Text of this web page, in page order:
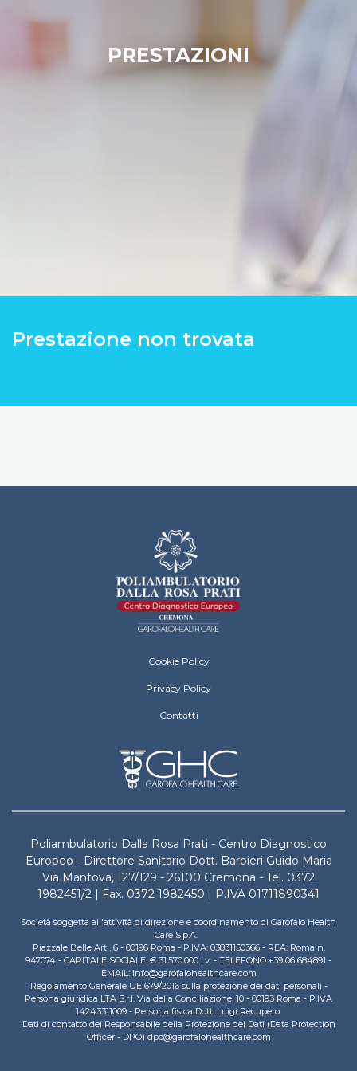
PRESTAZIONI
Prestazione non trovata
Dalla Rosa Prati Cremona Footer Menu
Cookie Policy
Privacy Policy
Contatti
Poliambulatorio Dalla Rosa Prati - Centro Diagnostico
Europeo - Direttore Sanitario Dott. Barbieri Guido Maria
Via Mantova, 127/129 - 26100 Cremona - Tel. 0372
1982451/2 | Fax. 0372 1982450 | P.IVA 01711890341
Società soggetta all'attività di direzione e coordinamento di Garofalo Health
Care S.p.A.
Piazzale Belle Arti, 6 - 00196 Roma - P.IVA: 03831150366 - REA: Roma n.
947074 - CAPITALE SOCIALE: € 31.570.000 i.v. - TELEFONO:+39 06 684891 -
EMAIL: info@garofalohealthcare.com
Regolamento Generale UE 679/2016 sulla protezione dei dati personali -
Persona giuridica LTA S.r.l. Via della Conciliazione, 10 - 00193 Roma - P.IVA
14243311009 - Persona fisica Dott. Luigi Recupero
Dati di contatto del Responsabile della Protezione dei Dati (Data Protection
Officer - DPO) dpo@garofalohealthcare.com